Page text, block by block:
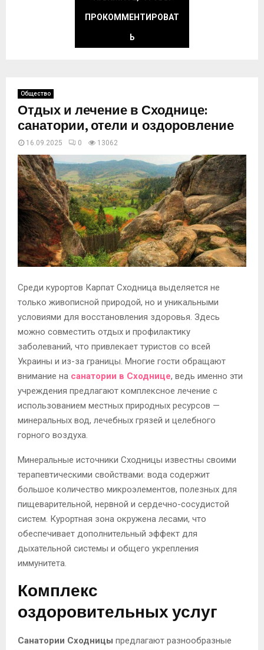
ПРОКОММЕНТИРОВАТ
Ь
Общество
Отдых и лечение в Сходнице:
санатории, отели и оздоровление
16.09.2025 0 13062
Среди курортов Карпат Сходница выделяется не
только живописной природой, но и уникальными
условиями для восстановления здоровья. Здесь
можно совместить отдых и профилактику
заболеваний, что привлекает туристов со всей
Украины и из-за границы. Многие гости обращают
внимание на санатории в Сходнице, ведь именно эти
учреждения предлагают комплексное лечение с
использованием местных природных ресурсов —
минеральных вод, лечебных грязей и целебного
горного воздуха.
Минеральные источники Сходницы известны своими
терапевтическими свойствами: вода содержит
большое количество микроэлементов, полезных для
пищеварительной, нервной и сердечно-сосудистой
систем. Курортная зона окружена лесами, что
обеспечивает дополнительный эффект для
дыхательной системы и общего укрепления
иммунитета.
Комплекс
оздоровительных услуг
Санатории Сходницы предлагают разнообразные